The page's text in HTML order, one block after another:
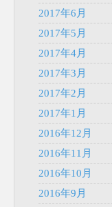
2017年6月
2017年5月
2017年4月
2017年3月
2017年2月
2017年1月
2016年12月
2016年11月
2016年10月
2016年9月